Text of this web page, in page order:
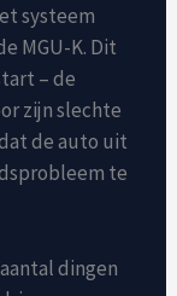
systeem
MGU-K. Dit
– de
zijn slechte
de auto uit
te
dingen